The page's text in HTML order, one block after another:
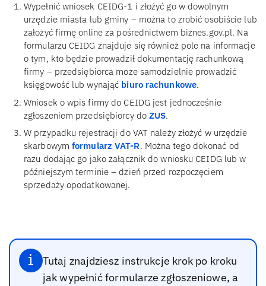
Wypełnić wniosek CEIDG-1 i złożyć go w dowolnym
urzędzie miasta lub gminy – można to zrobić osobiście lub
założyć firmę online za pośrednictwem biznes.gov.pl. Na
formularzu CEIDG znajduje się również pole na informacje
o tym, kto będzie prowadził dokumentację rachunkową
firmy – przedsiębiorca może samodzielnie prowadzić
księgowość lub wynająć biuro rachunkowe.
Wniosek o wpis firmy do CEIDG jest jednocześnie
zgłoszeniem przedsiębiorcy do ZUS.
W przypadku rejestracji do VAT należy złożyć w urzędzie
skarbowym formularz VAT-R. Można tego dokonać od
razu dodając go jako załącznik do wniosku CEIDG lub w
późniejszym terminie – dzień przed rozpoczęciem
sprzedaży opodatkowanej.
Tutaj znajdziesz instrukcje krok po kroku
jak wypełnić formularze zgłoszeniowe, a